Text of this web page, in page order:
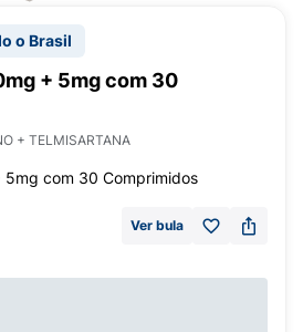
o Brasil
+ 5mg com 30
+ TELMISARTANA
com 30 Comprimidos
Ver bula